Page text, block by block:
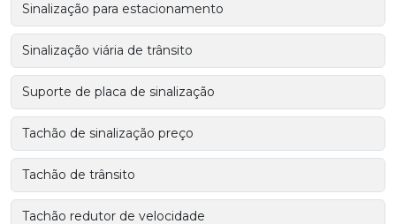
Sinalização para estacionamento
Sinalização viária de trânsito
Suporte de placa de sinalização
Tachão de sinalização preço
Tachão de trânsito
Tachão redutor de velocidade